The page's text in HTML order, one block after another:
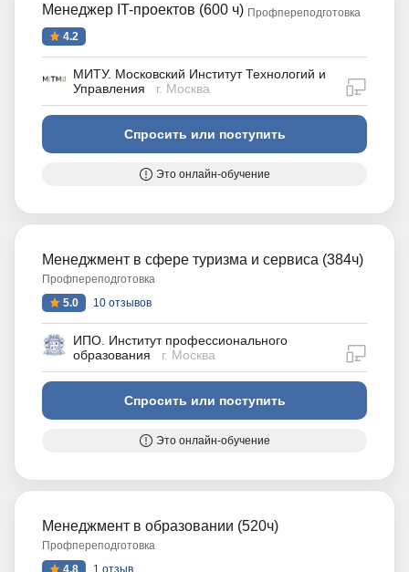
Менеджер IT-проектов (600 ч) Профпереподготовка
4.2
МИТУ. Московский Институт Технологий и
Управления
г. Москва
Спросить или поступить
Это онлайн-обучение
Менеджмент в сфере туризма и сервиса (384ч)
Профпереподготовка
5.0
10 отзывов
ИПО. Институт профессионального
образования
г. Москва
Спросить или поступить
Это онлайн-обучение
Менеджмент в образовании (520ч)
Профпереподготовка
4.8
1 отзыв